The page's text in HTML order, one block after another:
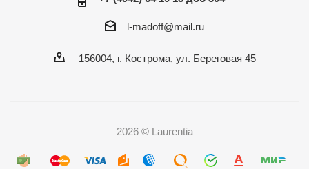
l-madoff@mail.ru
156004, г. Кострома, ул. Береговая 45
2026 © Laurentia